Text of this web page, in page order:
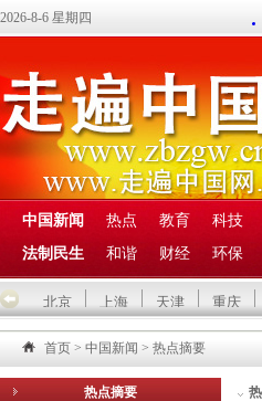
2026-8-6 星期四
中国新闻 热点 教育 科技
法制民生
和谐 财经 环保
北京 上海 天津 重庆
首页 > 中国新闻 > 热点摘要
热点摘要